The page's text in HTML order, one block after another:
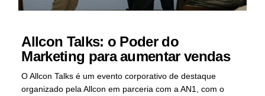
Allcon Talks: o Poder do
Marketing para aumentar vendas
O Allcon Talks é um evento corporativo de destaque
organizado pela Allcon em parceria com a AN1, com o